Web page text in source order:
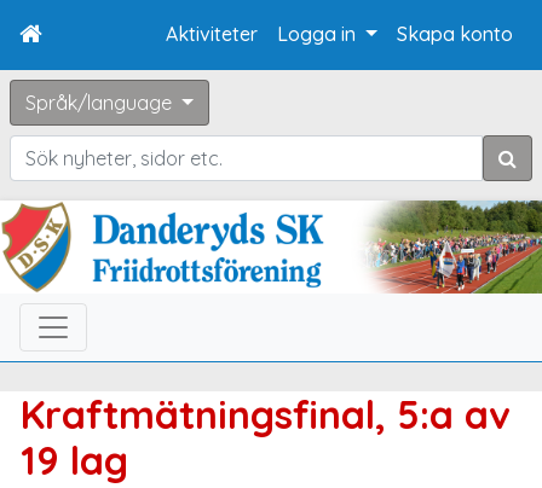
Aktiviteter Logga in Skapa konto
Språk/language
Sök
Kraftmätningsfinal, 5:a av
19 lag